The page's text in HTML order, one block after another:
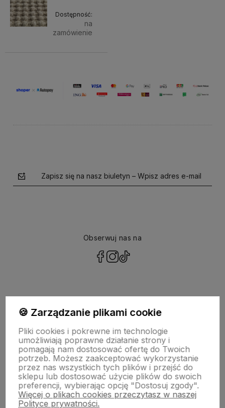
Dostępność:
na
zamówienie
Zapisz się na nasz biuletyn – Wpisz adres e-mail
Obserwuj nas na
POMOC
KONTO
O NAS
🍪 Zarządzanie plikami cookie
Pliki cookies i pokrewne im technologie
umożliwiają poprawne działanie strony i
pomagają nam dostosować ofertę do Twoich
potrzeb. Możesz zaakceptować wykorzystanie
przez nas wszystkich tych plików i przejść do
sklepu lub dostosować użycie plików do swoich
preferencji, wybierając opcję "Dostosuj zgody".
Więcej o plikach cookies przeczytasz w naszej
Polityce prywatności.